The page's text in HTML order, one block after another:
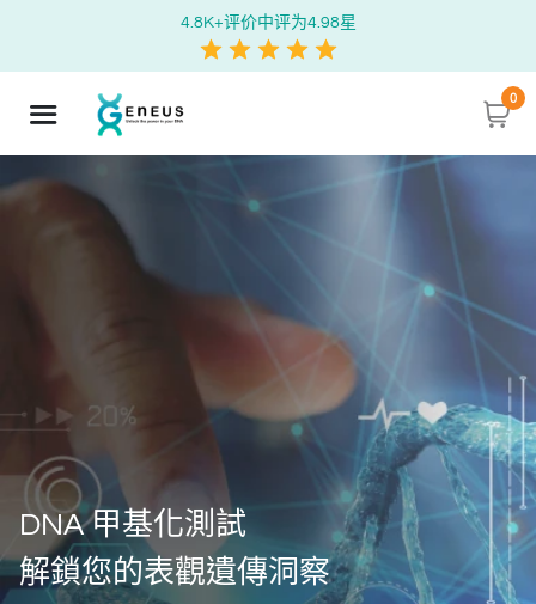
4.8K+评价中评为4.98星
0
DNA 甲基化測試
解鎖您的表觀遺傳洞察